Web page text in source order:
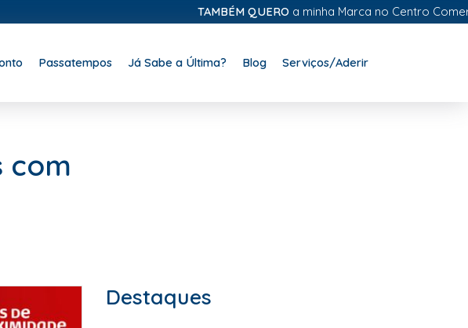
TAMBÉM QUEROa minha Marca no Centro Comercial
Passatempos Já Sabe a Última? Blog Serviços/Aderir
com
Destaques